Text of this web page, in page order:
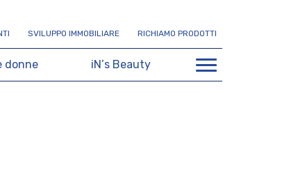
TI SVILUPPO IMMOBILIARE RICHIAMO PRODOTTI
donne iN’s Beauty